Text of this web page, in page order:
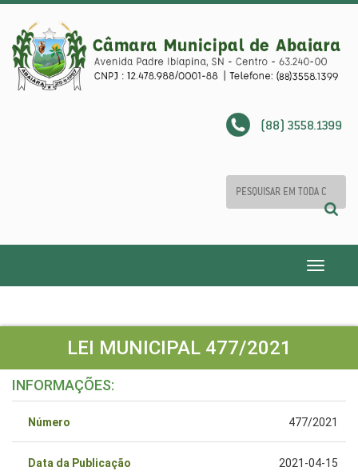
(88) 3558.1399
Toggle
LEI MUNICIPAL 477/2021
INFORMAÇÕES:
Número 477/2021
Data da Publicação 2021-04-15